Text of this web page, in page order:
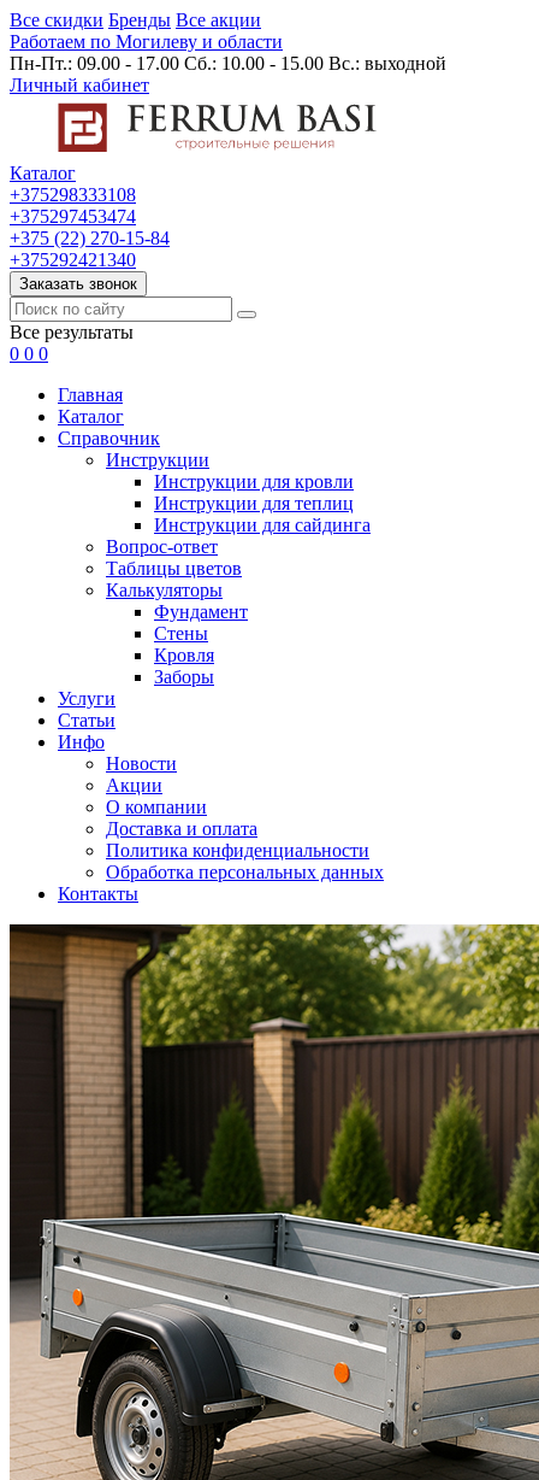
Все скидки Бренды Все акции
Работаем по Могилеву и области
Пн-Пт.: 09.00 - 17.00 Сб.: 10.00 - 15.00 Вс.: выходной
Личный кабинет
Каталог
+375298333108
+375297453474
+375 (22) 270-15-84
+375292421340
Заказать звонок
Все результаты
0 0 0
Главная
Каталог
Cправочник
Инструкции
Инструкции для кровли
Инструкции для теплиц
Инструкции для сайдинга
Вопрос-ответ
Таблицы цветов
Калькуляторы
Фундамент
Стены
Кровля
Заборы
Услуги
Статьи
Инфо
Новости
Акции
О компании
Доставка и оплата
Политика конфиденциальности
Обработка персональных данных
Контакты